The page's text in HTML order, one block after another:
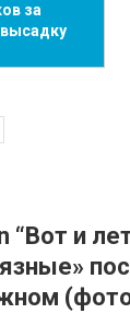
за
“ Вот и